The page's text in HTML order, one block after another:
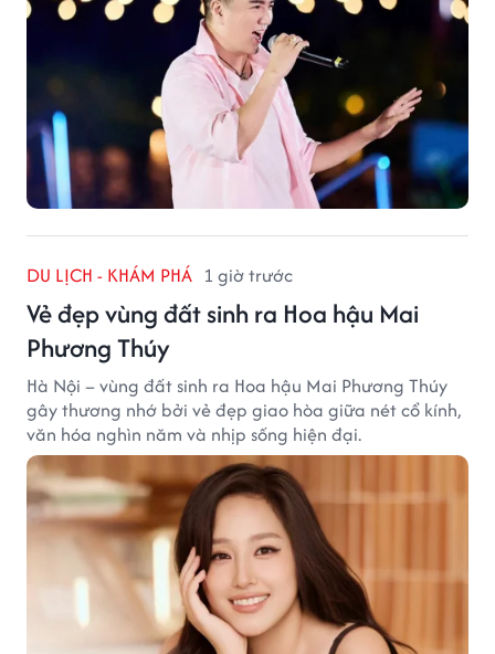
DU LỊCH - KHÁM PHÁ 1 giờ trước
Vẻ đẹp vùng đất sinh ra Hoa hậu Mai
Phương Thúy
Hà Nội – vùng đất sinh ra Hoa hậu Mai Phương Thúy
gây thương nhớ bởi vẻ đẹp giao hòa giữa nét cổ kính,
văn hóa nghìn năm và nhịp sống hiện đại.